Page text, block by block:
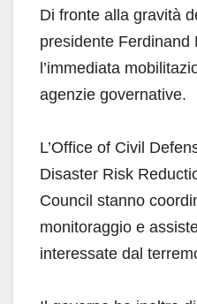
Di fronte alla gravità
presidente Ferdinand
l’immediata
agenzie governative.
L’Office of Civil
Disaster Risk
Council stanno
monitoraggio e
interessate dal